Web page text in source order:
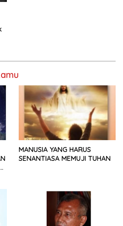
MANUSIA YANG HARUS
SENANTIASA MEMUJI TUHAN